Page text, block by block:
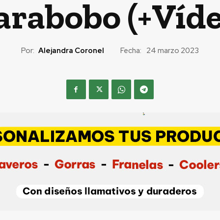
Por: Alejandra Coronel Fecha: 24 marzo 2023